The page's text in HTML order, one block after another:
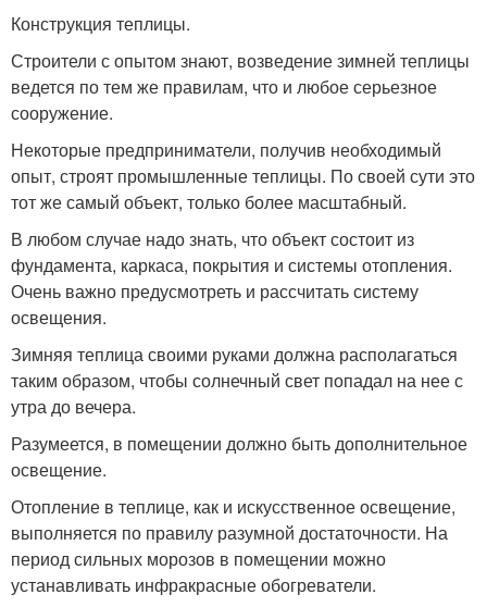
Конструкция теплицы.
Строители с опытом знают, возведение зимней теплицы
ведется по тем же правилам, что и любое серьезное
сооружение.
Некоторые предприниматели, получив необходимый
опыт, строят промышленные теплицы. По своей сути это
тот же самый объект, только более масштабный.
В любом случае надо знать, что объект состоит из
фундамента, каркаса, покрытия и системы отопления.
Очень важно предусмотреть и рассчитать систему
освещения.
Зимняя теплица своими руками должна располагаться
таким образом, чтобы солнечный свет попадал на нее с
утра до вечера.
Разумеется, в помещении должно быть дополнительное
освещение.
Отопление в теплице, как и искусственное освещение,
выполняется по правилу разумной достаточности. На
период сильных морозов в помещении можно
устанавливать инфракрасные обогреватели.